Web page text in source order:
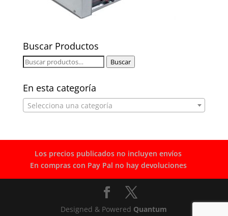
Buscar Productos
Buscar
Buscar
En esta categoría
Selecciona una categoría
Los precios publicados no incluyen envíos
En compras con Pay Pal no hay devoluciones
Designed & Powered Quantum